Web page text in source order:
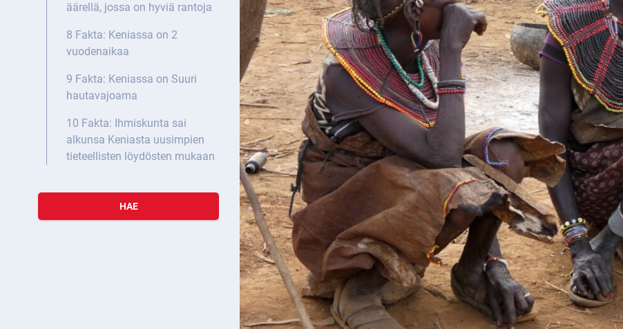
äärellä, jossa on hyviä rantoja
8 Fakta: Keniassa on 2
vuodenaikaa
9 Fakta: Keniassa on Suuri
hautavajoama
10 Fakta: Ihmiskunta sai
alkunsa Keniasta uusimpien
tieteellisten löydösten mukaan
HAE